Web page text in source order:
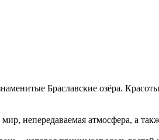
Браславские озёра.
непередаваемая атмосфера, а